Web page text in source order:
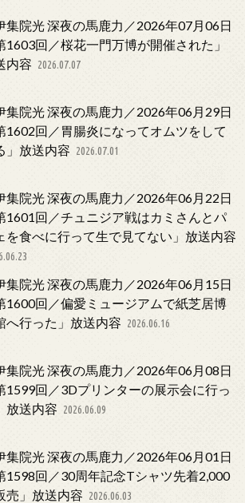
集院光 深夜の馬鹿力／2026年07月06日
1603回／桜花一門万博が開催された」
内容 2026.07.07
集院光 深夜の馬鹿力／2026年06月29日
1602回／胃腸炎になってオムツをして
」放送内容 2026.07.01
集院光 深夜の馬鹿力／2026年06月22日
1601回／チュニジア戦はカミさんとパ
を食べに行って生で見てない」放送内容
集院光 深夜の馬鹿力／2026年06月15日
1600回／偏愛ミュージアムで紙芝居博
へ行った」放送内容 2026.06.16
集院光 深夜の馬鹿力／2026年06月08日
1599回／3Dプリンターの展示会に行っ
放送内容 2026.06.09
集院光 深夜の馬鹿力／2026年06月01日
1598回／30周年記念Tシャツ先着2,000
売」放送内容 2026.06.03